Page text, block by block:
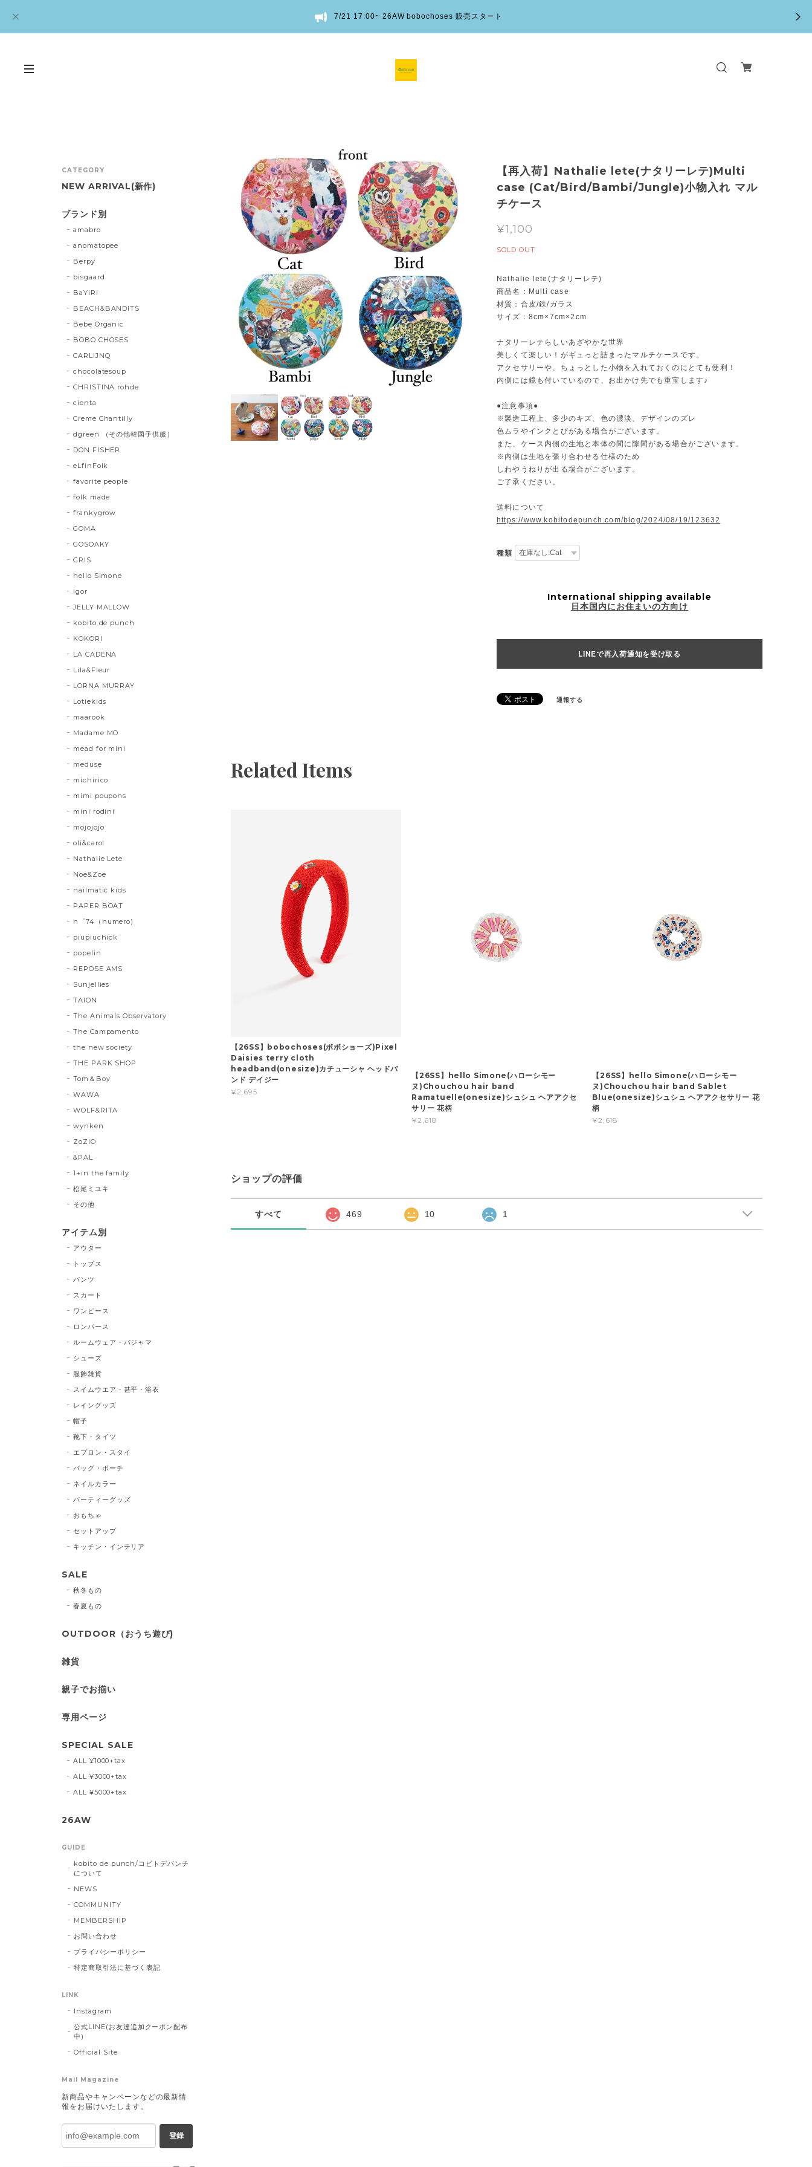
7/21 17:00~ 26AW bobochoses 販売スタート
【再入荷】Nathalie lete(ナタリーレテ)Multi
case (Cat/Bird/Bambi/Jungle)小物入れ マル
チケース
¥1,100
SOLD OUT
Nathalie lete(ナタリーレテ)
商品名：Multi case
材質：合皮/鉄/ガラス
サイズ：8cm×7cm×2cm
ナタリーレテらしいあざやかな世界
美しくて楽しい！がギュっと詰まったマルチケースです。
アクセサリーや、ちょっとした小物を入れておくのにとても便利！
内側には鏡も付いているので、お出かけ先でも重宝します♪
●注意事項●
※製造工程上、多少のキズ、色の濃淡、デザインのズレ
色ムラやインクとびがある場合がございます。
また、ケース内側の生地と本体の間に隙間がある場合がございます。
※内側は生地を張り合わせる仕様のため
しわやうねりが出る場合がございます。
ご了承ください。
送料について
https://www.kobitodepunch.com/blog/2024/08/19/123632
種類
International shipping available
日本国内にお住まいの方向け
LINEで再入荷通知を受け取る
通報する
Related Items
【26SS】bobochoses(ボボショーズ)Pixel
Daisies terry cloth
headband(onesize)カチューシャ ヘッドバ
ンド デイジー
¥2,695
【26SS】hello Simone(ハローシモー
ヌ)Chouchou hair band
Ramatuelle(onesize)シュシュ ヘアアクセ
サリー 花柄
¥2,618
【26SS】hello Simone(ハローシモー
ヌ)Chouchou hair band Sablet
Blue(onesize)シュシュ ヘアアクセサリー 花
柄
¥2,618
ショップの評価
すべて 469 10 1
CATEGORY
NEW ARRIVAL(新作)
ブランド別
amabro
anomatopee
Berpy
bisgaard
BaYiRi
BEACH&BANDITS
Bebe Organic
BOBO CHOSES
CARLIJNQ
chocolatesoup
CHRISTINA rohde
cienta
Creme Chantilly
dgreen （その他韓国子供服）
DON FISHER
eLfinFolk
favorite people
folk made
frankygrow
GOMA
GOSOAKY
GRIS
hello Simone
igor
JELLY MALLOW
kobito de punch
KOKORI
LA CADENA
Lila&Fleur
LORNA MURRAY
Lotiekids
maarook
Madame MO
mead for mini
meduse
michirico
mimi poupons
mini rodini
mojojojo
oli&carol
Nathalie Lete
Noe&Zoe
nailmatic kids
PAPER BOAT
n゜74（numero)
piupiuchick
popelin
REPOSE AMS
Sunjellies
TAION
The Animals Observatory
The Campamento
the new society
THE PARK SHOP
Tom＆Boy
WAWA
WOLF&RITA
wynken
ZoZIO
&PAL
1+in the family
松尾ミユキ
その他
アイテム別
アウター
トップス
パンツ
スカート
ワンピース
ロンパース
ルームウェア・パジャマ
シューズ
服飾雑貨
スイムウエア・甚平・浴衣
レイングッズ
帽子
靴下・タイツ
エプロン・スタイ
バッグ・ポーチ
ネイルカラー
パーティーグッズ
おもちゃ
セットアップ
キッチン・インテリア
SALE
秋冬もの
春夏もの
OUTDOOR（おうち遊び)
雑貨
親子でお揃い
専用ページ
SPECIAL SALE
ALL ¥1000+tax
ALL ¥3000+tax
ALL ¥5000+tax
26AW
GUIDE
kobito de punch/コビトデパンチ
について
NEWS
COMMUNITY
MEMBERSHIP
お問い合わせ
プライバシーポリシー
特定商取引法に基づく表記
LINK
Instagram
公式LINE(お友達追加クーポン配布
中)
Official Site
Mail Magazine
新商品やキャンペーンなどの最新情
報をお届けいたします。
登録